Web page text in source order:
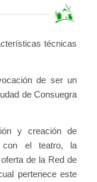
técnicas
de ser un
de Consuegra
y creación de
con el teatro, la
de la Red de
pertenece este